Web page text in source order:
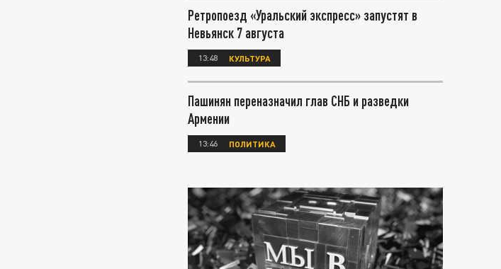
Ретропоезд «Уральский экспресс» запустят в
Невьянск 7 августа
13:48 КУЛЬТУРА
Пашинян переназначил глав СНБ и разведки
Армении
13:46 ПОЛИТИКА